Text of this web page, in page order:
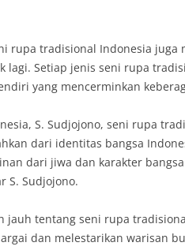
rupa tradisional Indonesia
lagi. Setiap jenis seni rupa
yang mencerminkan
S. Sudjojono, seni rupa
dari identitas bangsa
dari jiwa dan karakter
S. Sudjojono.
jauh tentang seni rupa
dan melestarikan warisan